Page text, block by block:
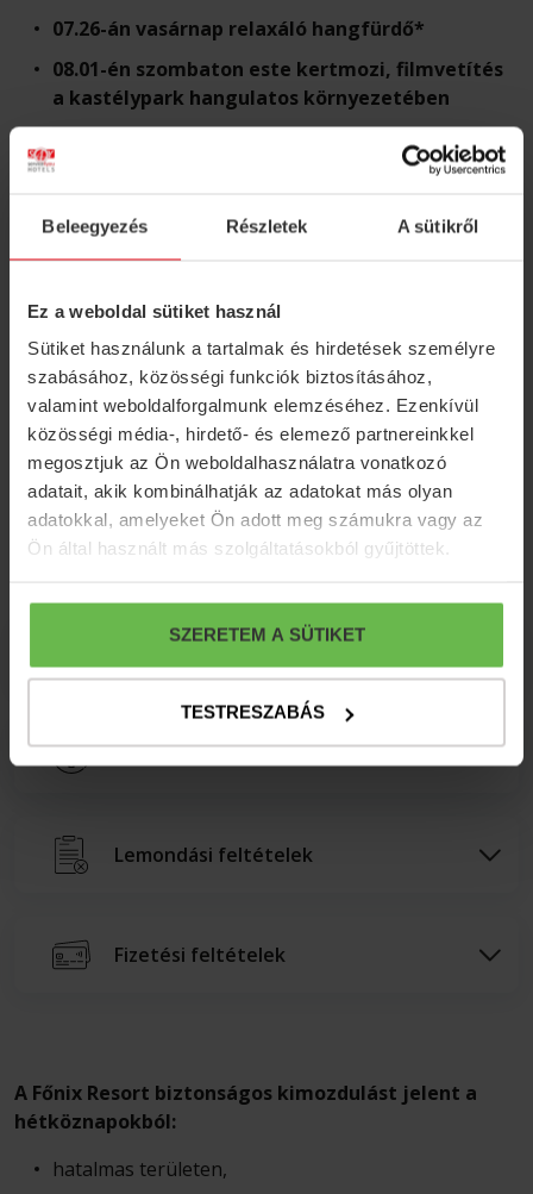
Beleegyezés Részletek A sütikről
Ez a weboldal sütiket használ
Sütiket használunk a tartalmak és hirdetések személyre
szabásához, közösségi funkciók biztosításához,
valamint weboldalforgalmunk elemzéséhez. Ezenkívül
közösségi média-, hirdető- és elemező partnereinkkel
megosztjuk az Ön weboldalhasználatra vonatkozó
adatait, akik kombinálhatják az adatokat más olyan
adatokkal, amelyeket Ön adott meg számukra vagy az
Ön által használt más szolgáltatásokból gyűjtöttek.
SZERETEM A SÜTIKET
TESTRESZABÁS
07.26-án vasárnap relaxáló hangfürdő*
08.01-én szombaton este kertmozi, filmvetítés
a kastélypark hangulatos környezetében
* Egy órán belül többféle hangszer lesz megszólaltatva.
(thinksa, hangtál, szélcsengő, angyal hárfa, gong, esőbot,
Hangfürdő előtt ajánlott befelé figyelni, mi az, amit el
Ajánlott a bő vízfogyasztás és a pihenés előtte és utána is.
A hangfürdő jó idő esetén kint a szabadban, rossz időben az
egyik termünkben lesz megtarva.
Részvételi szándékát kérjük előre jelezze recepciós
kollégáinknak vagy wellness részlegünkön kollégáinknál.
További információk
Lemondási feltételek
Fizetési feltételek
A Főnix Resort biztonságos kimozdulást jelent a
hétköznapokból:
hatalmas területen,